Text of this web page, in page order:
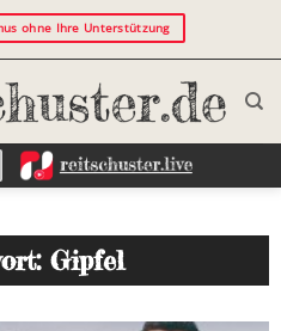
ohne Ihre Unterstützung
Gipfel